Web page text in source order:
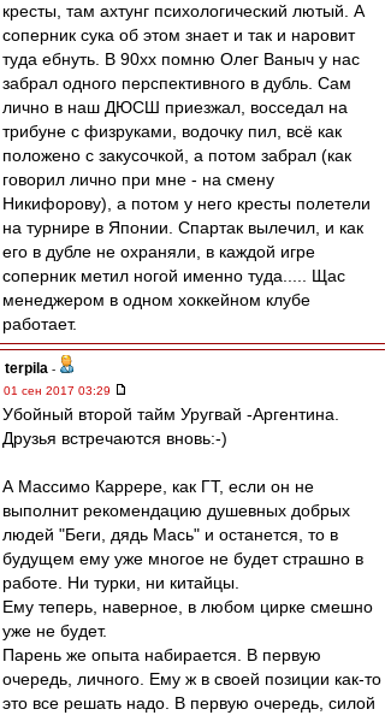
кресты, там ахтунг психологический лютый. А
соперник сука об этом знает и так и наровит
туда ебнуть. В 90хх помню Олег Ваныч у нас
забрал одного перспективного в дубль. Сам
лично в наш ДЮСШ приезжал, восседал на
трибуне с физруками, водочку пил, всё как
положено с закусочкой, а потом забрал (как
говорил лично при мне - на смену
Никифорову), а потом у него кресты полетели
на турнире в Японии. Спартак вылечил, и как
его в дубле не охраняли, в каждой игре
соперник метил ногой именно туда..... Щас
менеджером в одном хоккейном клубе
работает.
terpila -
01 сен 2017 03:29
Убойный второй тайм Уругвай -Аргентина.
Друзья встречаются вновь:-)
А Массимо Каррере, как ГТ, если он не
выполнит рекомендацию душевных добрых
людей "Беги, дядь Мась" и останется, то в
будущем ему уже многое не будет страшно в
работе. Ни турки, ни китайцы.
Ему теперь, наверное, в любом цирке смешно
уже не будет.
Парень же опыта набирается. В первую
очередь, личного. Ему ж в своей позиции как-то
это все решать надо. В первую очередь, силой